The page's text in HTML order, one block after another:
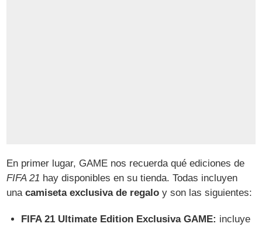
En primer lugar, GAME nos recuerda qué ediciones de
FIFA 21 hay disponibles en su tienda. Todas incluyen
unacamiseta exclusiva de regalo y son las siguientes:
FIFA 21 Ultimate Edition Exclusiva GAME: incluye